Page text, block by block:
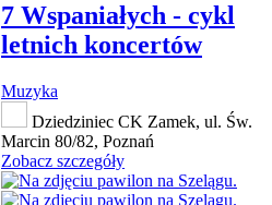
7 Wspaniałych - cykl
letnich koncertów
Muzyka
Dziedziniec CK Zamek, ul. Św.
Marcin 80/82, Poznań
Zobacz szczegóły